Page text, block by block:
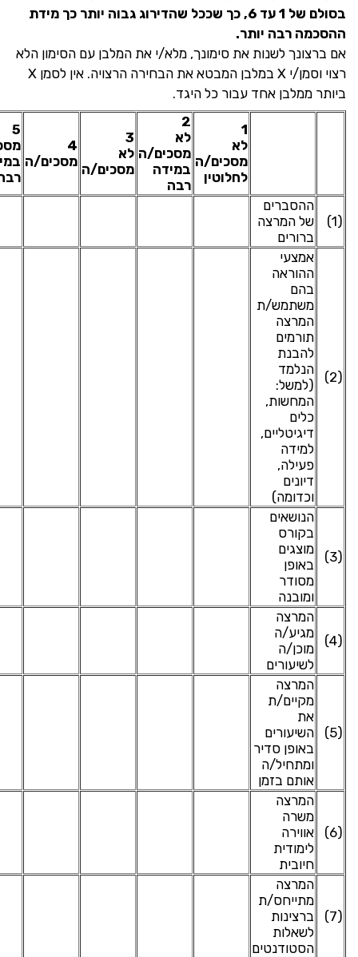
בסולם של 1 עד 6, כך שככל שהדירוג גבוה יותר כך מידת
ההסכמה רבה יותר.
אם ברצונך לשנות את סימונך, מלא/י את המלבן עם הסימון הלא
רצוי וסמן/י X במלבן המבטא את הבחירה הרצויה. אין לסמן X
ביותר ממלבן אחד עבור כל היגד.
1
לא
מסכים/ה
לחלוטין
2
לא
מסכים/ה
במידה
רבה
3
לא
מסכים/ה
4
מסכים/ה
5
(1)
ההסברים
של המרצה
ברורים
(2)
אמצעי
ההוראה
בהם
משתמש/ת
המרצה
תורמים
להבנת
הנלמד
(למשל:
המחשות,
כלים
דיגיטליים,
למידה
פעילה,
דיונים
וכדומה)
(3)
הנושאים
בקורס
מוצגים
באופן
מסודר
ומובנה
(4)
המרצה
מגיע/ה
מוכן/ה
לשיעורים
(5)
המרצה
מקיים/ת
את
השיעורים
באופן סדיר
ומתחיל/ה
אותם בזמן
(6)
המרצה
משרה
אווירה
לימודית
חיובית
(7)
המרצה
מתייחס/ת
ברצינות
לשאלות
הסטודנטים